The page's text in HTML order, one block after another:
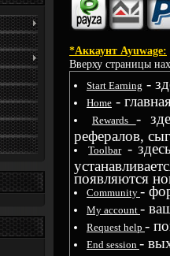
*Аккаунт Ayuwage:
Вверху страницы
Start Earning -
Home -
Rewards -
рефералов,
Toolbar-
появляются
Community -
My account -
Request help -
End session -